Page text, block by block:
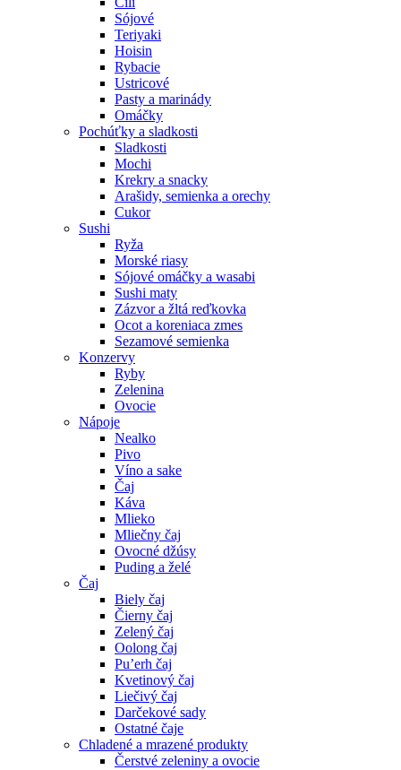
Sójové
Teriyaki
Hoisin
Rybacie
Ustricové
Pasty a marinády
Omáčky
Pochúťky a sladkosti
Sladkosti
Mochi
Krekry a snacky
Arašidy, semienka a orechy
Cukor
Sushi
Ryža
Morské riasy
Sójové omáčky a wasabi
Sushi maty
Zázvor a žltá reďkovka
Ocot a koreniaca zmes
Sezamové semienka
Konzervy
Ryby
Zelenina
Ovocie
Nápoje
Nealko
Pivo
Víno a sake
Čaj
Káva
Mlieko
Mliečny čaj
Ovocné džúsy
Puding a želé
Čaj
Biely čaj
Čierny čaj
Zelený čaj
Oolong čaj
Pu’erh čaj
Kvetinový čaj
Liečivý čaj
Darčekové sady
Ostatné čaje
Chladené a mrazené produkty
Čerstvé zeleniny a ovocie